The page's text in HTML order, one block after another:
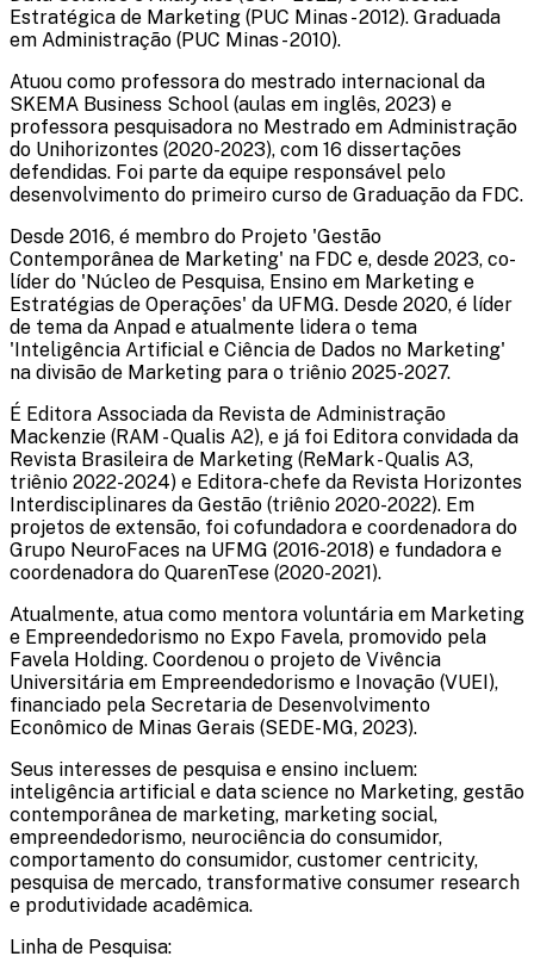
Estratégica de Marketing (PUC Minas - 2012). Graduada
em Administração (PUC Minas - 2010).
Atuou como professora do mestrado internacional da
SKEMA Business School (aulas em inglês, 2023) e
professora pesquisadora no Mestrado em Administração
do Unihorizontes (2020-2023), com 16 dissertações
defendidas. Foi parte da equipe responsável pelo
desenvolvimento do primeiro curso de Graduação da FDC.
Desde 2016, é membro do Projeto 'Gestão
Contemporânea de Marketing' na FDC e, desde 2023, co-
líder do 'Núcleo de Pesquisa, Ensino em Marketing e
Estratégias de Operações' da UFMG. Desde 2020, é líder
de tema da Anpad e atualmente lidera o tema
'Inteligência Artificial e Ciência de Dados no Marketing'
na divisão de Marketing para o triênio 2025-2027.
É Editora Associada da Revista de Administração
Mackenzie (RAM - Qualis A2), e já foi Editora convidada da
Revista Brasileira de Marketing (ReMark - Qualis A3,
triênio 2022-2024) e Editora-chefe da Revista Horizontes
Interdisciplinares da Gestão (triênio 2020-2022). Em
projetos de extensão, foi cofundadora e coordenadora do
Grupo NeuroFaces na UFMG (2016-2018) e fundadora e
coordenadora do QuarenTese (2020-2021).
Atualmente, atua como mentora voluntária em Marketing
e Empreendedorismo no Expo Favela, promovido pela
Favela Holding. Coordenou o projeto de Vivência
Universitária em Empreendedorismo e Inovação (VUEI),
financiado pela Secretaria de Desenvolvimento
Econômico de Minas Gerais (SEDE-MG, 2023).
Seus interesses de pesquisa e ensino incluem:
inteligência artificial e data science no Marketing, gestão
contemporânea de marketing, marketing social,
empreendedorismo, neurociência do consumidor,
comportamento do consumidor, customer centricity,
pesquisa de mercado, transformative consumer research
e produtividade acadêmica.
Linha de Pesquisa: